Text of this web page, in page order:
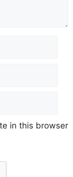
in this browser